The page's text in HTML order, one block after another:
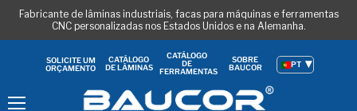
Fabricante de lâminas industriais, facas para máquinas e ferramentas
CNC personalizadas nos Estados Unidos e na Alemanha.
SOLICITE UM
ORÇAMENTO
CATÁLOGO
DE LÂMINAS
CATÁLOGO
DE
FERRAMENTAS
SOBRE
BAUCOR
PT